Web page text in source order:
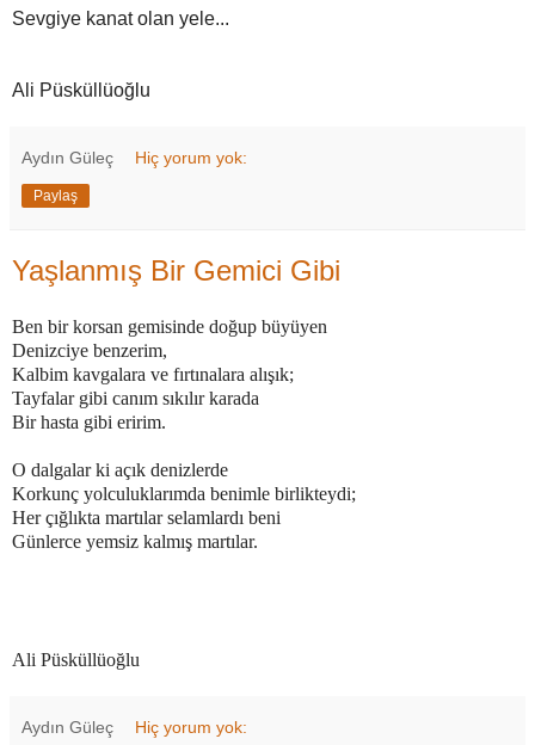
Sevgiye kanat olan yele...
Ali Püsküllüoğlu
Aydın Güleç Hiç yorum yok:
Paylaş
Yaşlanmış Bir Gemici Gibi
Ben bir korsan gemisinde doğup büyüyen
Denizciye benzerim,
Kalbim kavgalara ve fırtınalara alışık;
Tayfalar gibi canım sıkılır karada
Bir hasta gibi eririm.
O dalgalar ki açık denizlerde
Korkunç yolculuklarımda benimle birlikteydi;
Her çığlıkta martılar selamlardı beni
Günlerce yemsiz kalmış martılar.
Ali Püsküllüoğlu
Aydın Güleç Hiç yorum yok: